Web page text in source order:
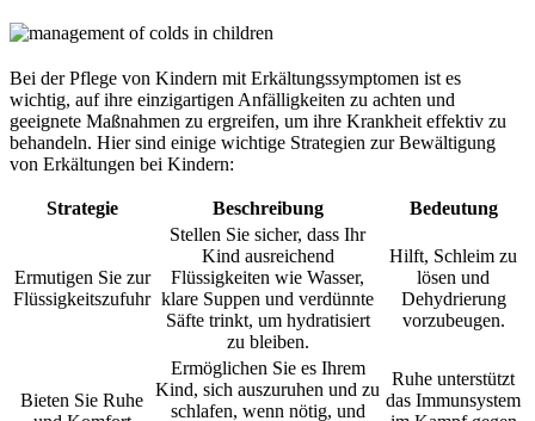
Bei der Pflege von Kindern mit Erkältungssymptomen ist es
wichtig, auf ihre einzigartigen Anfälligkeiten zu achten und
geeignete Maßnahmen zu ergreifen, um ihre Krankheit effektiv zu
behandeln. Hier sind einige wichtige Strategien zur Bewältigung
von Erkältungen bei Kindern:
Strategie Beschreibung Bedeutung
Ermutigen Sie zur
Flüssigkeitszufuhr
Stellen Sie sicher, dass Ihr
Kind ausreichend
Flüssigkeiten wie Wasser,
klare Suppen und verdünnte
Säfte trinkt, um hydratisiert
zu bleiben.
Hilft, Schleim zu
lösen und
Dehydrierung
vorzubeugen.
Bieten Sie Ruhe
Ermöglichen Sie es Ihrem
Kind, sich auszuruhen und zu
schlafen, wenn nötig, und
Ruhe unterstützt
das Immunsystem